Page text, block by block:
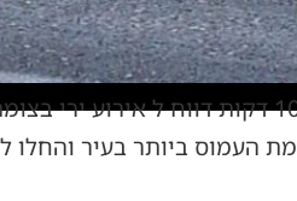
הבוקר (שני) בשעה 10:10 דקות
העמוס ביותר בעיר והחלו